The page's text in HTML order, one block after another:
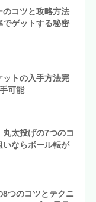
のコツと攻略方法
でゲットする秘密
ットの入手方法完
可能
丸太投げの7つのコ
いならボール転が
つのコツとテクニ